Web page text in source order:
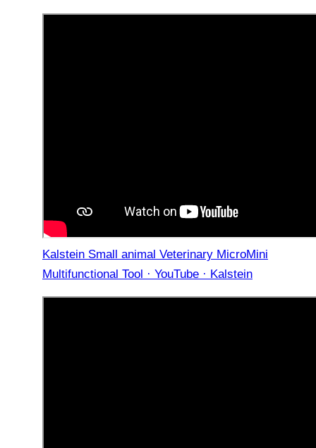
Kalstein Small animal Veterinary MicroMini
Multifunctional Tool · YouTube · Kalstein